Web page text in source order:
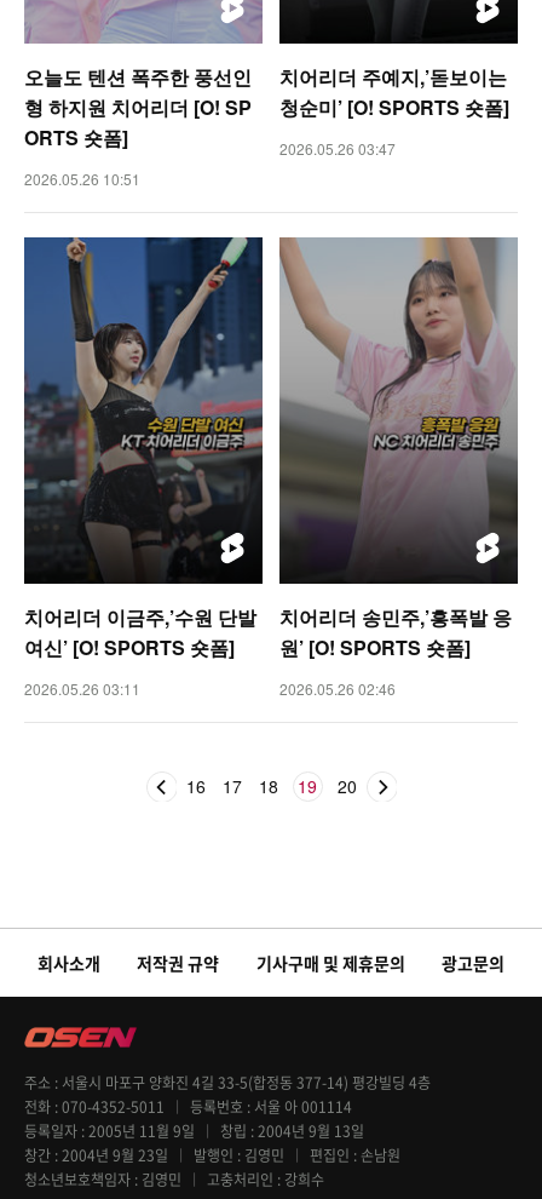
오늘도 텐션 폭주한 풍선인
형 하지원 치어리더 [O! SP
ORTS 숏폼]
2026.05.26 10:51
치어리더 주예지,’돋보이는
청순미’ [O! SPORTS 숏폼]
2026.05.26 03:47
치어리더 이금주,’수원 단발
여신’ [O! SPORTS 숏폼]
2026.05.26 03:11
치어리더 송민주,’흥폭발 응
원’ [O! SPORTS 숏폼]
2026.05.26 02:46
16 17 18 19 20
회사소개 저작권 규약 기사구매 및 제휴문의 광고문의
주소
서울시 마포구 양화진 4길 33-5(합정동 377-14) 평강빌딩 4층
전화 070-4352-5011 등록번호
서울 아 001114
등록일자 2005년 11월 9일 창립 2004년 9월 13일
창간 2004년 9월 23일 발행인 김영민 편집인
손남원
청소년보호책임자 김영민 고충처리인 강희수